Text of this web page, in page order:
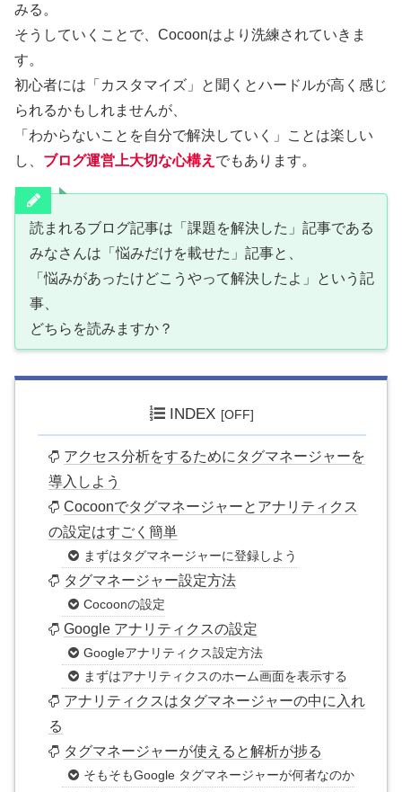
みる。
そうしていくことで、Cocoonはより洗練されていきま
す。
初心者には「カスタマイズ」と聞くとハードルが高く感じ
られるかもしれませんが、
「わからないことを自分で解決していく」ことは楽しい
し、 ブログ運営上大切な心構え でもあります。
読まれるブログ記事は「課題を解決した」記事である
みなさんは「悩みだけを載せた」記事と、
「悩みがあったけどこうやって解決したよ」という記
事、
どちらを読みますか？
INDEX
アクセス分析をするためにタグマネージャーを
導入しよう
Cocoonでタグマネージャーとアナリティクス
の設定はすごく簡単
まずはタグマネージャーに登録しよう
タグマネージャー設定方法
Cocoonの設定
Google アナリティクスの設定
Googleアナリティクス設定方法
まずはアナリティクスのホーム画面を表示する
アナリティクスはタグマネージャーの中に入れ
る
タグマネージャーが使えると解析が捗る
そもそもGoogle タグマネージャーが何者なのか